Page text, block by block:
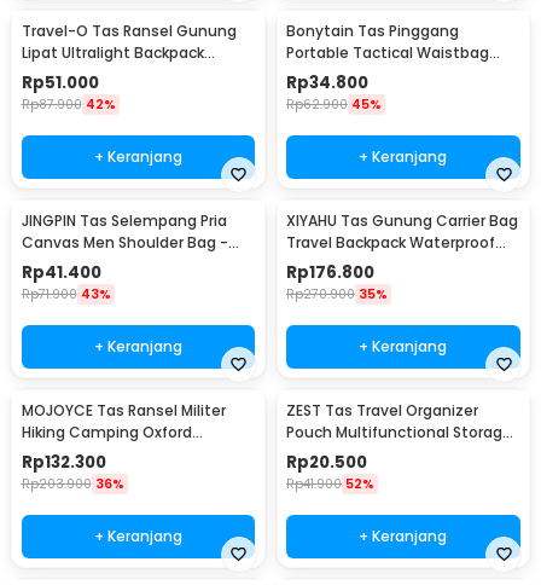
Travel-O Tas Ransel Gunung
Lipat Ultralight Backpack
Waterproof - LC19
Rp51.000
Rp87.900 42%
+ Keranjang
Bonytain Tas Pinggang
Portable Tactical Waistbag
Army Look - B1526
Rp34.800
Rp62.900 45%
+ Keranjang
JINGPIN Tas Selempang Pria
Canvas Men Shoulder Bag -
1986
Rp41.400
Rp71.900 43%
+ Keranjang
XIYAHU Tas Gunung Carrier Bag
Travel Backpack Waterproof
90L - GC90
Rp176.800
Rp270.900 35%
+ Keranjang
MOJOYCE Tas Ransel Militer
Hiking Camping Oxford
Waterproof 80L - GC62
Rp132.300
Rp203.900 36%
+ Keranjang
ZEST Tas Travel Organizer
Pouch Multifunctional Storage
Electronic Bag - BM012N1019
Rp20.500
Rp41.900 52%
+ Keranjang